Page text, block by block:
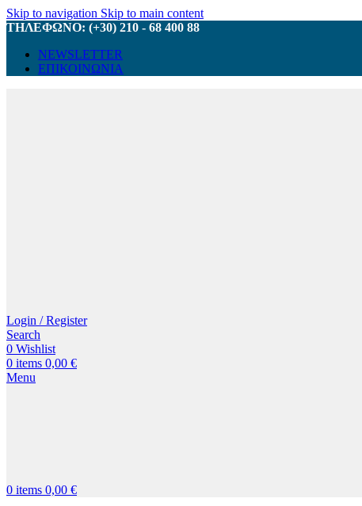
Skip to navigation Skip to main content
ΤΗΛΕΦΩΝΟ: (+30) 210 - 68 400 88
NEWSLETTER
ΕΠΙΚΟΙΝΩΝΙΑ
Login / Register
Search
0 Wishlist
0 items 0,00 €
Menu
0 items 0,00 €